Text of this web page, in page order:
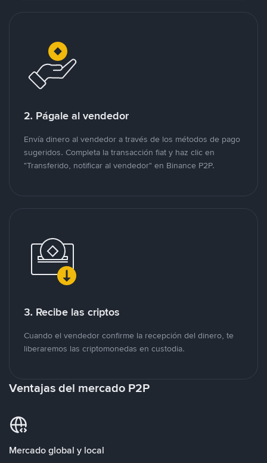
2. Págale al vendedor
Envía dinero al vendedor a través de los métodos de pago
sugeridos. Completa la transacción fiat y haz clic en
"Transferido, notificar al vendedor" en Binance P2P.
3. Recibe las criptos
Cuando el vendedor confirme la recepción del dinero, te
liberaremos las criptomonedas en custodia.
Ventajas del mercado P2P
Mercado global y local